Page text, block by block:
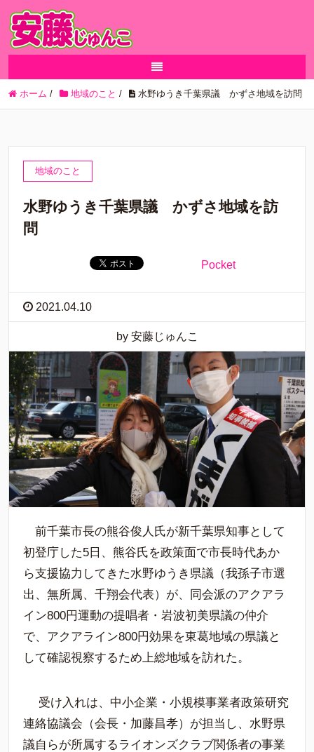
ホーム / 地域のこと / 水野ゆうき千葉県議 かずさ地域を訪問
地域のこと
水野ゆうき千葉県議 かずさ地域を訪
問
Pocket
2021.04.10
by 安藤じゅんこ
前千葉市長の熊谷俊人氏が新千葉県知事として
初登庁した5日、熊谷氏を政策面で市長時代あか
ら支援協力してきた水野ゆうき県議（我孫子市選
出、無所属、千翔会代表）が、同会派のアクアラ
イン800円運動の提唱者・岩波初美県議の仲介
で、アクアライン800円効果を東葛地域の県議と
して確認視察するため上総地域を訪れた。
受け入れは、中小企業・小規模事業者政策研究
連絡協議会（会長・加藤昌孝）が担当し、水野県
議自らが所属するライオンズクラブ関係者の事業